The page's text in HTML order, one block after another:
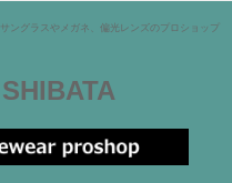
ングラスやメガネ、偏光レンズのプロショップ